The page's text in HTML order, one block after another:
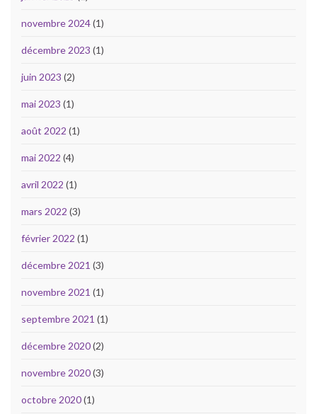
novembre 2024(1)
décembre 2023 (1)
juin 2023 (2)
mai 2023 (1)
août 2022 (1)
mai 2022 (4)
avril 2022 (1)
mars 2022 (3)
février 2022 (1)
décembre 2021 (3)
novembre 2021 (1)
septembre 2021 (1)
décembre 2020(2)
novembre 2020(3)
octobre 2020(1)